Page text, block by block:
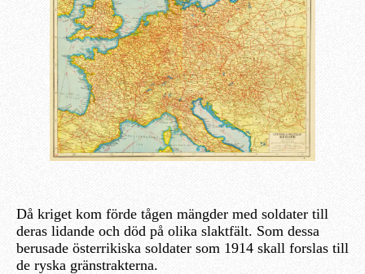
Då kriget kom förde tågen mängder med soldater till
deras lidande och död på olika slaktfält. Som dessa
berusade österrikiska soldater som 1914 skall forslas till
de ryska gränstrakterna.